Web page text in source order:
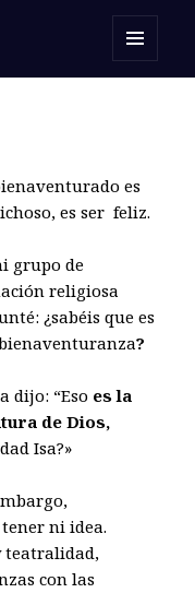
es
es ser feliz.
grupo de
religiosa
¿sabéis que es
?
dijo: “Eso es la
de Dios,
Isa?»
ni idea.
teatralidad,
con las